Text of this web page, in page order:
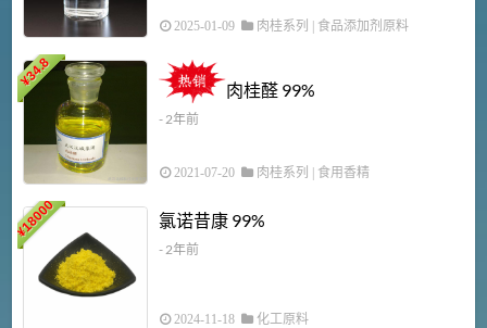
2025-01-09 肉桂系列 | 食品添加剂原料
¥
34.8
肉桂醛 99%
- 2年前
2021-07-20 肉桂系列 | 食用香精
¥
18000 氯诺昔康 99%
- 2年前
2024-11-18 化工原料